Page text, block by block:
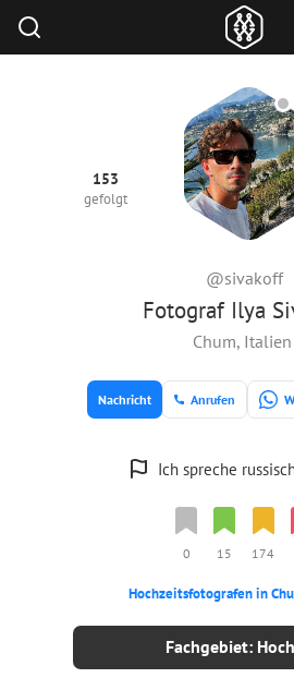
Fotograf Ilya
@sivakoff
153
gefolgt
Chum, Italien
Nachricht Anrufen
Ich spreche
0 15 174
Hochzeitsfotografen in
Fachgebiet: